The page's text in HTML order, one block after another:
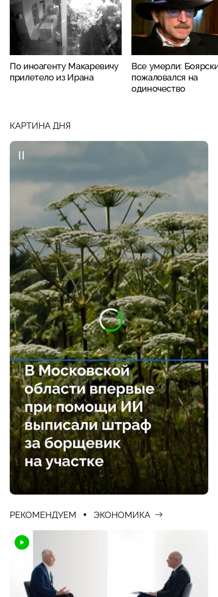
По иноагенту Макаревичу
прилетело из Ирана
Все умерли:
пожаловался на
одиночество
КАРТИНА ДНЯ
РЕКОМЕНДУЕМ ЭКОНОМИКА